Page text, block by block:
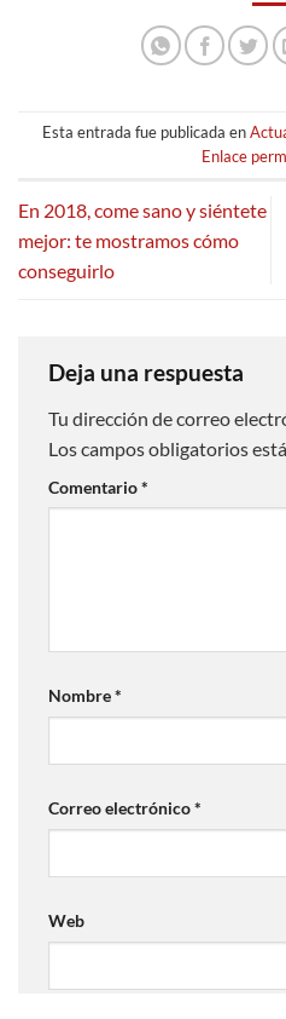
Esta entrada fue publicada en
Enlace
En 2018, come sano y siéntete
mejor: te mostramos cómo
conseguirlo
Deja una respuesta
Tu dirección de correo
Los campos obligatorios
Comentario*
Nombre*
Correo electrónico*
Web